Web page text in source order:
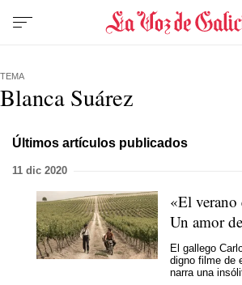
TEMA
Blanca Suárez
Últimos artículos publicados
11 dic 2020
«El
Un amor
El gallego
digno filme de
narra una